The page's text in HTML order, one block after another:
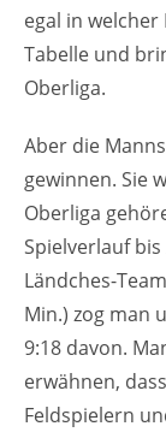
egal in
Tabelle und
Oberliga.
Aber die
gewinnen. Sie
Oberliga
Spielverlauf
Ländches-
Min.) zog man
9:18 davon.
erwähnen,
Feldspielern